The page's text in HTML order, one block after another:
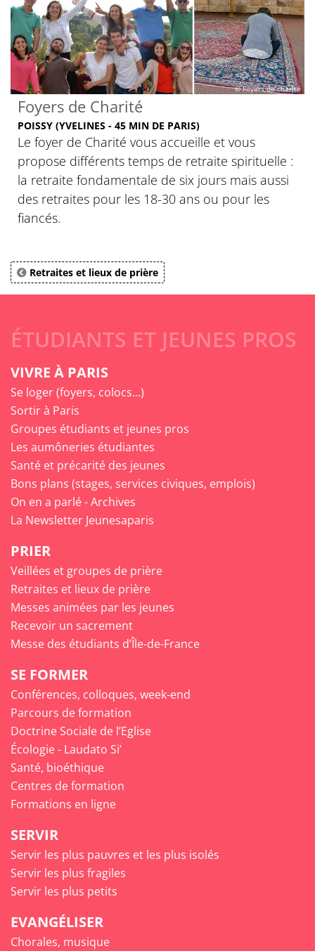
© Foyers de charité
Foyers de Charité
POISSY (YVELINES - 45 MIN DE PARIS)
Le foyer de Charité vous accueille et vous
propose différents temps de retraite spirituelle :
la retraite fondamentale de six jours mais aussi
des retraites pour les 18-30 ans ou pour les
fiancés.
Retraites et lieux de prière
ÉTUDIANTS ET JEUNES PROS
VIVRE À PARIS
Se loger (foyers, colocs...)
Sortir à Paris
Groupes étudiants et jeunes pros
Les aumôneries étudiantes
Santé et précarité des jeunes
Bons plans (stages, services civiques, emplois)
On en a parlé - Archives
La Newsletter Jeunesaparis
PRIER
Veillées et groupes de prière
Retraites et lieux de prière
Messes animées par les jeunes
Recevoir un sacrement
Messe des étudiants d’Île-de-France
SE FORMER
Conférences, colloques, week-end
Parcours de formation
Doctrine Sociale de l’Eglise
Écologie - Laudato Si’
Santé, bioéthique
Centres de formation
Formations en ligne
SERVIR
Servir les plus pauvres et les plus isolés
Servir les plus fragiles
Servir les plus petits
EVANGÉLISER
Chorales, musique